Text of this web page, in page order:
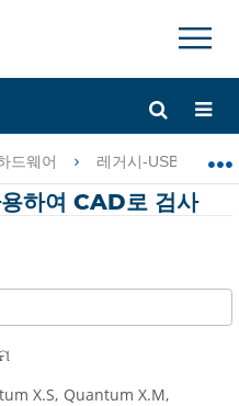
×
드웨어 레거시-USB
하여 CAD로 검사
X.S Quantum X.M